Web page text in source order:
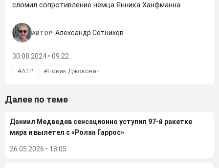
сломил сопротивление немца Янника Ханфманна.
АВТОР: Александр Сотников
30.08.2024 • 09:22
ATP Новак Джокович
Далее по теме
Даниил Медведев сенсационно уступил 97-й ракетке
мира и вылетел с «Ролан Гаррос»
26.05.2026 • 18:05